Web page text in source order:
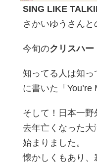
SING LIKE
さかいゆうさんと
今旬のクリスハー
知ってる人は知
に書いた「You’re
そして！日本一
去年亡くなった
始まりました。
懐かしくもあり